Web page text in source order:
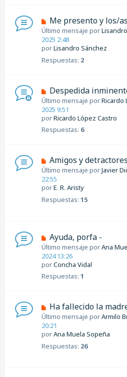
Me presento y los/
Último mensaje por
2025 2:48
porLisandro Sánchez
Respuestas: 2
Despedida
Último mensaje porRicardo
2025 9:51
porRicardo López Castro
Respuestas: 6
Amigos y detractores
Último mensaje porJavier
22:55
porE. R. Aristy
Respuestas: 15
Ayuda, porfa -
Último mensaje porAna
2024 13:26
porConcha Vidal
Respuestas: 1
Ha fallecido la
Último mensaje porArmilo
20:21
porAna Muela Sopeña
Respuestas: 26